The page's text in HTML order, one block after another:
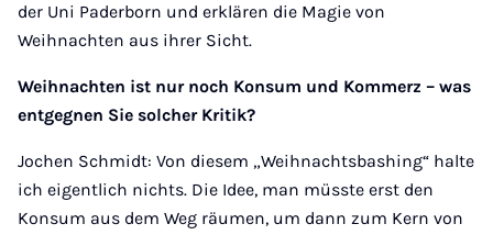
der Uni Paderborn und erklären die Magie von
Weihnachten aus ihrer Sicht.
Weihnachten ist nur noch Konsum und Kommerz – was
entgegnen Sie solcher Kritik?
Jochen Schmidt: Von diesem „Weihnachtsbashing“ halte
ich eigentlich nichts. Die Idee, man müsste erst den
Konsum aus dem Weg räumen, um dann zum Kern von